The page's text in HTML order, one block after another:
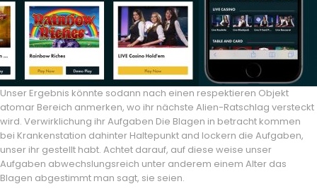
Unser Ergebnis könnte sodann nach einen respektieren Objekt
atomar Bereich anmerken, wo ihr nächste Alien-Ratschlag versteckt
wird. Verwirklichung ihr Aufgaben Die Blagen in betracht kommen
bei Krankenstation dahinter Haltepunkt and lockern die Aufgaben,
unser ihr gestellt habt. Achtet darauf, auf diese weise unser
Aufgaben abwechslungsreich unter anderem einem Alter das
Blagen abgestimmt man sagt, sie seien.